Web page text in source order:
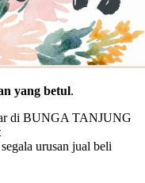
yang betul.
di BUNGA TANJUNG
urusan jual beli